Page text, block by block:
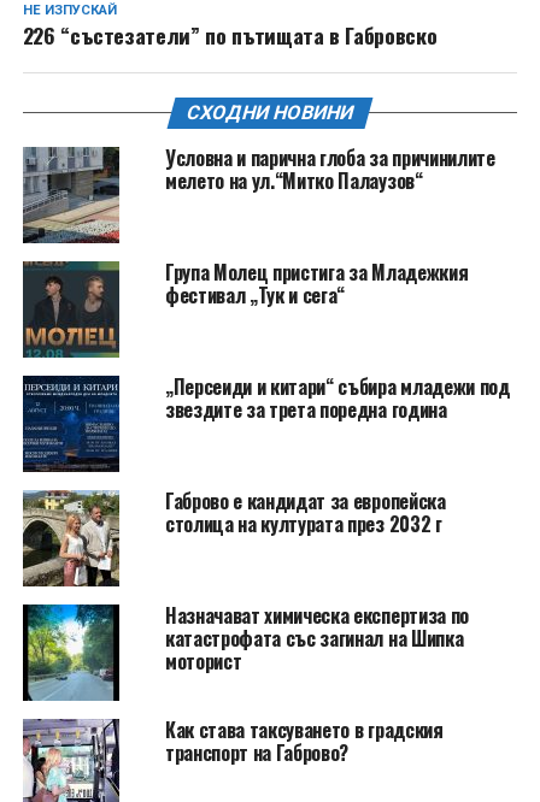
НЕ ИЗПУСКАЙ
226 “състезатели” по пътищата в Габровско
СХОДНИ НОВИНИ
Условна и парична глоба за причинилите
мелето на ул.“Митко Палаузов“
Група Молец пристига за Младежкия
фестивал „Тук и сега“
„Персеиди и китари“ събира младежи под
звездите за трета поредна година
Габрово е кандидат за европейска
столица на културата през 2032 г
Назначават химическа експертиза по
катастрофата със загинал на Шипка
моторист
Как става таксуването в градския
транспорт на Габрово?